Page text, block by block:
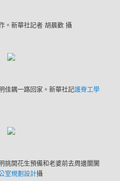
。新華社記者 胡晨歡 攝
佳耦一路回家。新華社記護脊工學
挑開花生預備和老婆前去周邊闤闠
室規劃設計攝